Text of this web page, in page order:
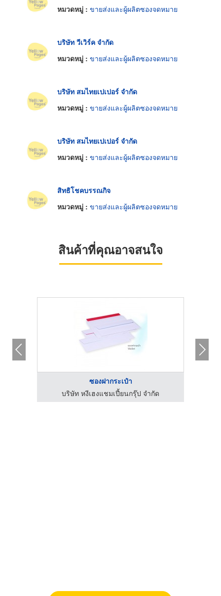
หมวดหมู่ : ขายส่งและผู้ผลิตซองจดหมาย
บริษัท วีเวิร์ค จำกัด
หมวดหมู่ : ขายส่งและผู้ผลิตซองจดหมาย
บริษัท สมไทยเปเปอร์ จำกัด
หมวดหมู่ : ขายส่งและผู้ผลิตซองจดหมาย
บริษัท สมไทยเปเปอร์ จำกัด
หมวดหมู่ : ขายส่งและผู้ผลิตซองจดหมาย
สิทธิโชคบรรณกิจ
หมวดหมู่ : ขายส่งและผู้ผลิตซองจดหมาย
สินค้าที่คุณอาจสนใจ
ซองฝากระเป๋า
บริษัท หงีเฮงแชมเปี้ยนกรุ๊ป จำกัด